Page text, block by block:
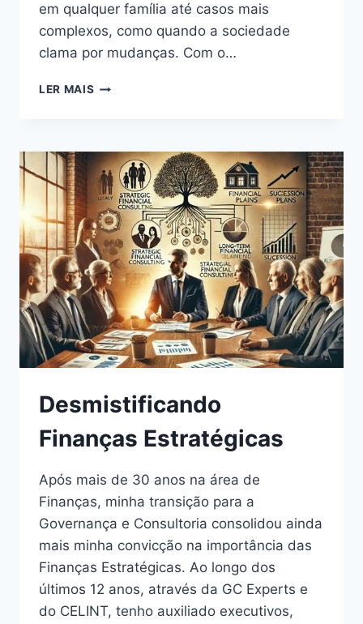
em qualquer família até casos mais
complexos, como quando a sociedade
clama por mudanças. Com o…
LER MAIS
Desmistificando
Finanças Estratégicas
Após mais de 30 anos na área de
Finanças, minha transição para a
Governança e Consultoria consolidou ainda
mais minha convicção na importância das
Finanças Estratégicas. Ao longo dos
últimos 12 anos, através da GC Experts e
do CELINT, tenho auxiliado executivos,